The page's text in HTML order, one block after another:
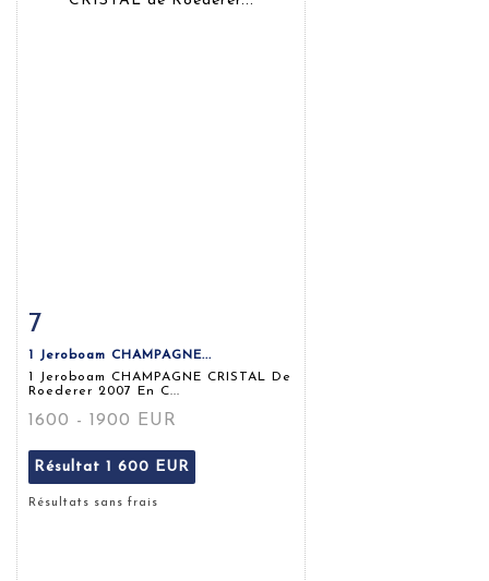
Fiche détaillée
7
1 Jeroboam CHAMPAGNE...
1 Jeroboam CHAMPAGNE CRISTAL De
Roederer 2007 En C...
1600 - 1900 EUR
Résultat 1 600 EUR
Résultats sans frais